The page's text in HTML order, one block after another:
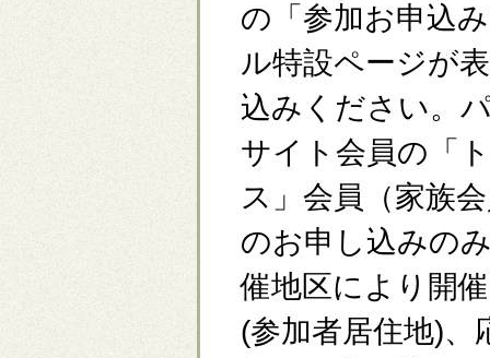
の「参加お申込
ル特設ページが
込みください。
サイト会員の「
ス」会員（家族
のお申し込みの
催地区により開
(参加者居住地)